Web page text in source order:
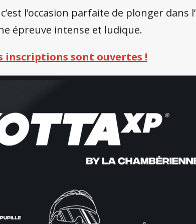
l’occasion parfaite de plonger dans
épreuve intense et ludique.
inscriptions sont ouvertes !